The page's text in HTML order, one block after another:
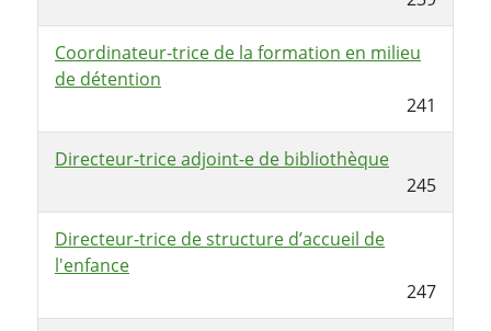
Coordinateur-trice de la formation en milieu
de détention
241
Directeur-trice adjoint-e de bibliothèque
245
Directeur-trice de structure d’accueil de
l'enfance
247